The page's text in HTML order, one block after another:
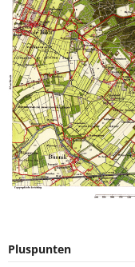
Pluspunten